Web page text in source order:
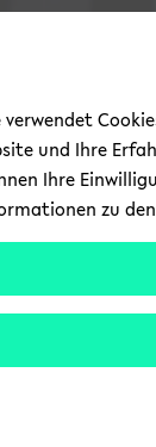
verwendet
und Ihre
Ihre
zu